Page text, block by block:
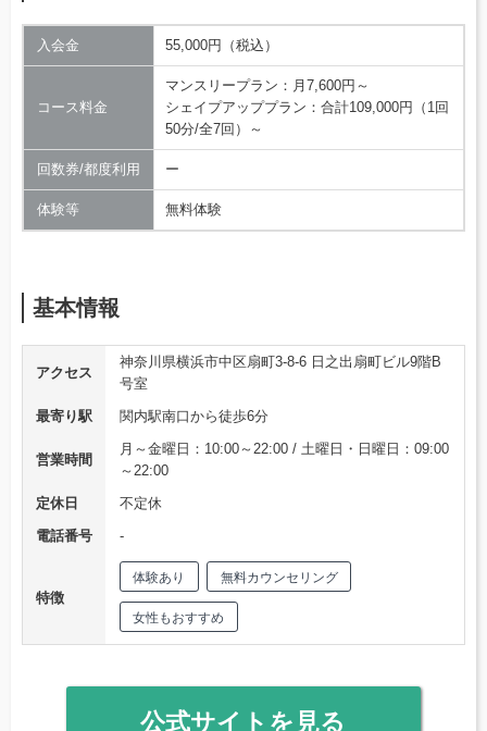
入会金 55,000円（税込）
コース料金
マンスリープラン：月7,600円～
シェイプアッププラン：合計109,000円（1回
50分/全7回）～
回数券/都度利用 ー
体験等 無料体験
基本情報
アクセス
神奈川県横浜市中区扇町3-8-6 日之出扇町ビル9階B
号室
最寄り駅
関内駅南口から徒歩6分
営業時間
月～金曜日：10:00～22:00 / 土曜日・日曜日：09:00
～22:00
定休日
不定休
電話番号
‐
特徴
体験あり 無料カウンセリング
女性もおすすめ
公式サイトを見る